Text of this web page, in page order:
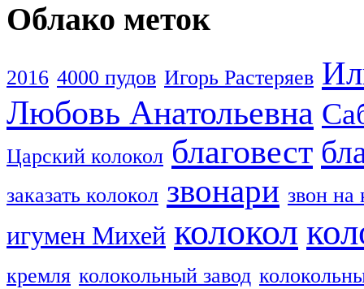
Облако меток
2016 4000 пудов Игорь Растеряев
Любовь Анатольевна
Царский колокол благовест
заказать колокол звонари звон на
игумен Михей колокол
кремля колокольный завод